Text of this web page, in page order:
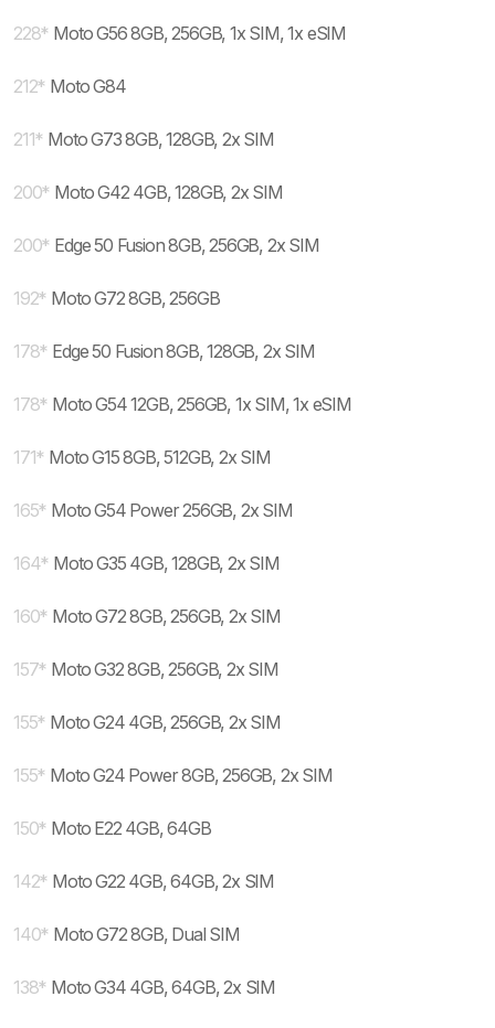
228* Moto G56 8GB, 256GB, 1x SIM, 1x eSIM
212* Moto G84
211* Moto G73 8GB, 128GB, 2x SIM
200* Moto G42 4GB, 128GB, 2x SIM
200* Edge 50 Fusion 8GB, 256GB, 2x SIM
192* Moto G72 8GB, 256GB
178* Edge 50 Fusion 8GB, 128GB, 2x SIM
178* Moto G54 12GB, 256GB, 1x SIM, 1x eSIM
171* Moto G15 8GB, 512GB, 2x SIM
165* Moto G54 Power 256GB, 2x SIM
164* Moto G35 4GB, 128GB, 2x SIM
160* Moto G72 8GB, 256GB, 2x SIM
157* Moto G32 8GB, 256GB, 2x SIM
155* Moto G24 4GB, 256GB, 2x SIM
155* Moto G24 Power 8GB, 256GB, 2x SIM
150* Moto E22 4GB, 64GB
142* Moto G22 4GB, 64GB, 2x SIM
140* Moto G72 8GB, Dual SIM
138* Moto G34 4GB, 64GB, 2x SIM